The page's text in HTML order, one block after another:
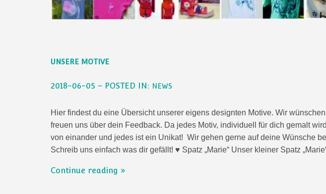
UNSERE MOTIVE
2018-06-05 – POSTED IN: NEWS
Hier findest du eine Übersicht unserer eigens designten Motive. Wir
freuen uns über dein Feedback. Da jedes Motiv, individuell für dich gemalt
von einander und jedes ist ein Unikat! Wir gehen gerne auf deine Wünsche
Schreib uns einfach was dir gefällt! ♥ Spatz „Marie“ Unser kleiner Spatz
Continue reading